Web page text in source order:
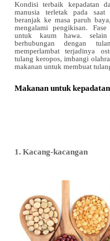
Kondisi terbaik kepadatan
manusia terletak pada saat
beranjak ke masa paruh
mengalami pengikisan.
untuk kaum hawa. selain
berhubungan dengan
memperlambat terjadinya
tulang keropos, imbangi
makanan untuk membuat
Makanan untuk
1. Kacang-kacangan